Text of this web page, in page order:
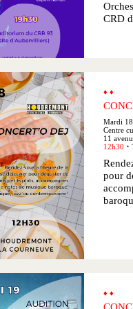
CRD
♦ ♦
Mardi
Centre
11
12h30
●
pour
♦ ♦